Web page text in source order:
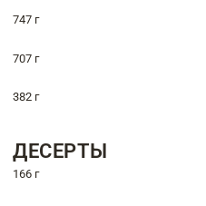
747 г
707 г
382 г
ДЕСЕРТЫ
166 г